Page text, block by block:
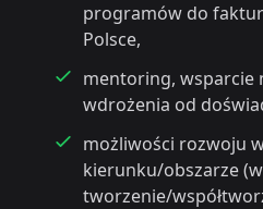
programów do
Polsce,
mentoring, wsparcie
wdrożenia od
możliwości rozwoju
kierunku/obszarze (w
tworzenie/